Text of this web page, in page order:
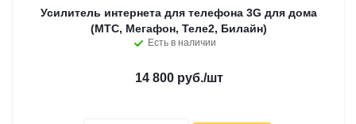
Усилитель интернета для телефона 3G для дома
(MTC, Мегафон, Теле2, Билайн)
Есть в наличии
14 800 руб./шт